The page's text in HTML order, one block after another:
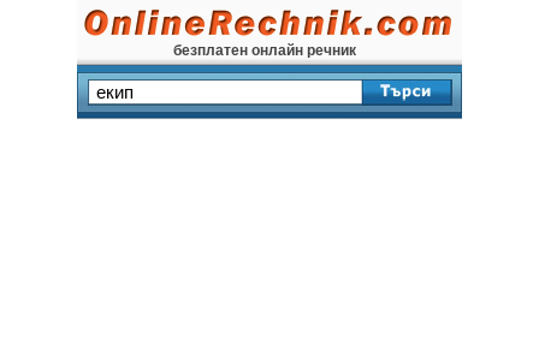
безплатен онлайн речник